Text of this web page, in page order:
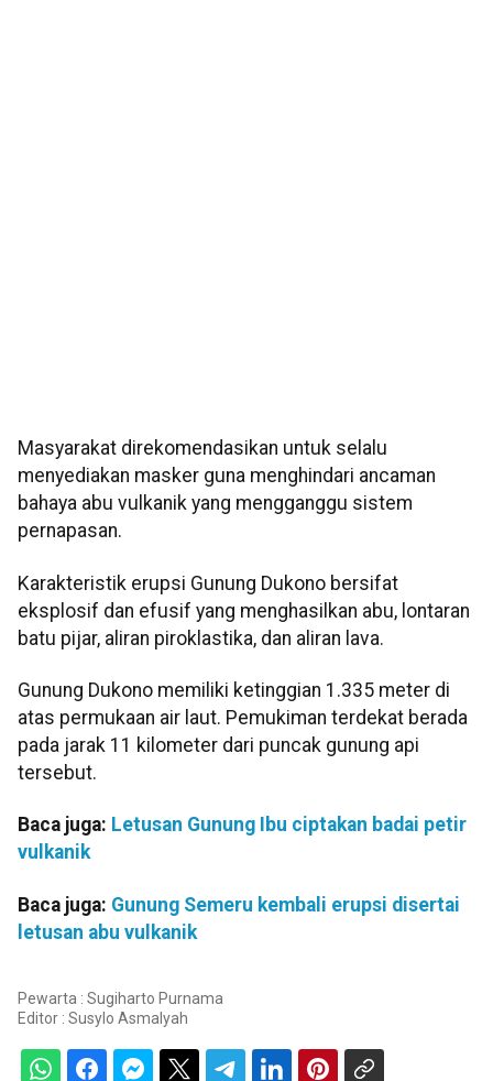
Masyarakat direkomendasikan untuk selalu
menyediakan masker guna menghindari ancaman
bahaya abu vulkanik yang mengganggu sistem
pernapasan.
Karakteristik erupsi Gunung Dukono bersifat
eksplosif dan efusif yang menghasilkan abu, lontaran
batu pijar, aliran piroklastika, dan aliran lava.
Gunung Dukono memiliki ketinggian 1.335 meter di
atas permukaan air laut. Pemukiman terdekat berada
pada jarak 11 kilometer dari puncak gunung api
tersebut.
Baca juga: Letusan Gunung Ibu ciptakan badai petir
vulkanik
Baca juga: Gunung Semeru kembali erupsi disertai
letusan abu vulkanik
Pewarta : Sugiharto Purnama
Editor : Susylo Asmalyah